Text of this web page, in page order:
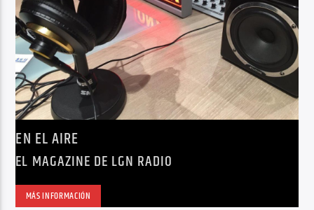
EN EL AIRE
EL MAGAZINE DE LGN RADIO
MÁS INFORMACIÓN